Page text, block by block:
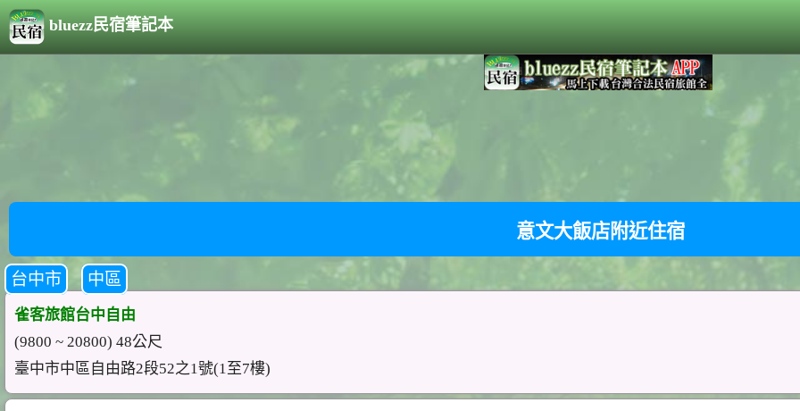
bluezz民宿筆記本
意文大飯店附近住宿
台中市 中區
雀客旅館台中自由
(9800 ~ 20800) 48公尺
臺中市中區自由路2段52之1號(1至7樓)